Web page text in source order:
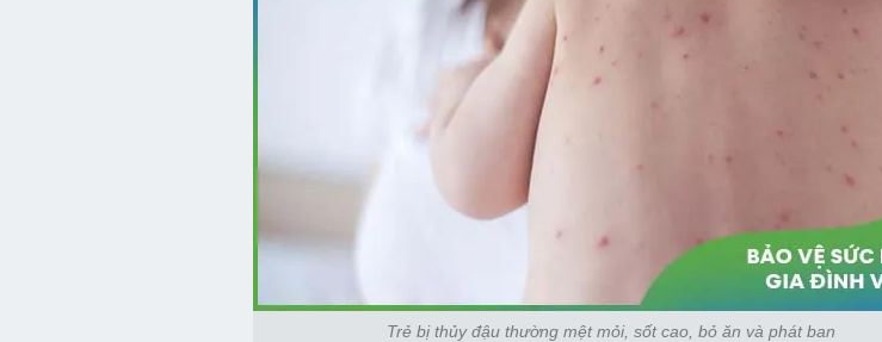
Trẻ bị thủy đậu thường mệt mỏi, sốt cao, bỏ ăn và phát ban